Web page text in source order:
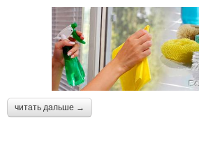
читать дальше →